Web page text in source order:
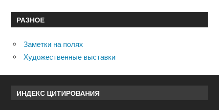
РАЗНОЕ
Заметки на полях
Художественные выставки
ИНДЕКС ЦИТИРОВАНИЯ